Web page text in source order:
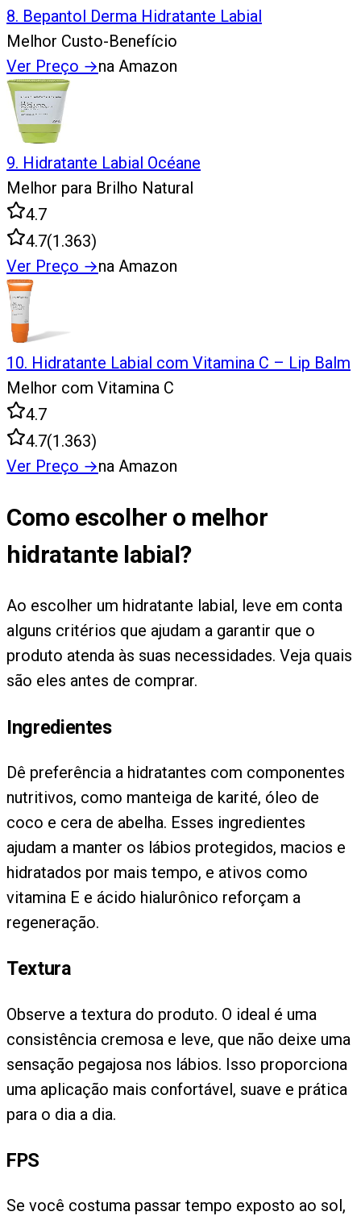
8. Bepantol Derma Hidratante Labial
Melhor Custo-Benefício
Ver Preço →na Amazon
9. Hidratante Labial Océane
Melhor para Brilho Natural
4.7
4.7(1.363)
Ver Preço →na Amazon
10. Hidratante Labial com Vitamina C – Lip Balm
Melhor com Vitamina C
4.7
4.7(1.363)
Ver Preço →na Amazon
Como escolher o melhor
hidratante labial?
Ao escolher um hidratante labial, leve em conta
alguns critérios que ajudam a garantir que o
produto atenda às suas necessidades. Veja quais
são eles antes de comprar.
Ingredientes
Dê preferência a hidratantes com componentes
nutritivos, como manteiga de karité, óleo de
coco e cera de abelha. Esses ingredientes
ajudam a manter os lábios protegidos, macios e
hidratados por mais tempo, e ativos como
vitamina E e ácido hialurônico reforçam a
regeneração.
Textura
Observe a textura do produto. O ideal é uma
consistência cremosa e leve, que não deixe uma
sensação pegajosa nos lábios. Isso proporciona
uma aplicação mais confortável, suave e prática
para o dia a dia.
FPS
Se você costuma passar tempo exposto ao sol,